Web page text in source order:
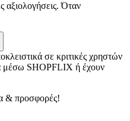
αξιολογήσεις. Όταν
σε κριτικές χρηστών
μέσω SHOPFLIX ή έχουν
& προσφορές!